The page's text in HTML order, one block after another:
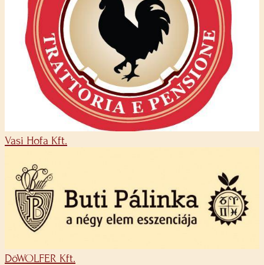
Vasi Hofa Kft.
DöWOLFER Kft.